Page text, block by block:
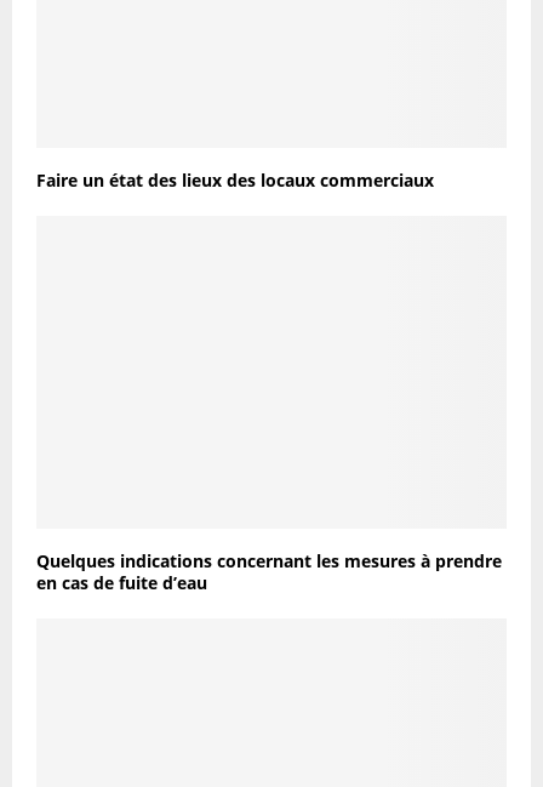
Faire un état des lieux des locaux commerciaux
Quelques indications concernant les mesures à prendre
en cas de fuite d’eau